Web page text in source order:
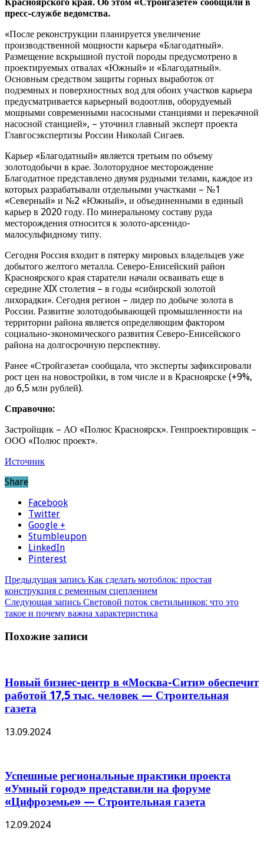
пресс-службе ведомства.
«После реконструкции планируется увеличение
производственной мощности карьера «Благодатный».
Размещение вскрышной пустой породы предусмотрено в
проектируемых отвалах «Южный» и «Благодатный».
Основным средством защиты горных выработок от
подземных и поверхностных вод для обоих участков карьера
предусматривается карьерный водоотлив, оборудуемый
мощными современными насосными станциями и перекачной
насосной станцией», – уточнил главный эксперт проекта
Главгосэкспертизы России Николай Сигаев.
Карьер «Благодатный» является третьим по объему
золотодобычи в крае. Золоторудное месторождение
Благодатное представлено двумя рудными телами, каждое из
которых разрабатывали отдельными участками – №1
«Северный» и №2 «Южный», и объединенными в единый
карьер в 2020 году. По минеральному составу руда
месторождения относится к золото-арсенидо-
малосульфидному типу.
Сегодня Россия входит в пятерку мировых владельцев уже
добытого желтого металла. Северо-Енисейский район
Красноярского края старатели начали осваивать еще в
середине XIX столетия – в годы «сибирской золотой
лихорадки». Сегодня регион – лидер по добыче золота в
России. Развитие золотодобывающей промышленности на
территории района является определяющим фактором
социально-экономического развития Северо-Енисейского
района на долгосрочную перспективу.
Ранее «Стройгазета» сообщала, что эксперты зафиксировали
рост цен на новостройки, в том числе и в Красноярске (+9%,
до 6,5 млн рублей).
Справочно:
Застройщик – АО «Полюс Красноярск». Генпроектировщик –
ООО «Полюс проект».
Источник
Share
Facebook
Twitter
Google +
Stumbleupon
LinkedIn
Pinterest
Предыдущая запись Как сделать мотоблок: простая
конструкция с ременным сцеплением
Следующая запись Световой поток светильников: что это
такое и почему важна характеристика
Похожие записи
Новый бизнес-центр в «Москва-Сити» обеспечит
работой 17,5 тыс. человек — Строительная
газета
13.09.2024
Успешные региональные практики проекта
«Умный город» представили на форуме
«Цифроземье» — Строительная газета
12.09.2024